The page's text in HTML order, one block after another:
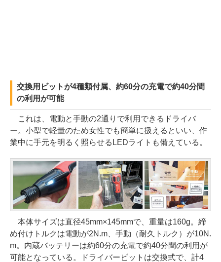
交換用ビットが4種類付属、約60分の充電で約40分間
の利用が可能
これは、電動と手動の2通りで利用できるドライバ
ー。小型で軽量のため女性でも簡単に扱えるといい、作
業中に手元を明るく照らせるLEDライトも備えている。
本体サイズは直径45mm×145mmで、重量は160g。締
め付けトルクは電動が2N.m、手動（耐久トルク）が10N.
m。内蔵バッテリーは約60分の充電で約40分間の利用が
可能となっている。ドライバービットは交換式で、計4